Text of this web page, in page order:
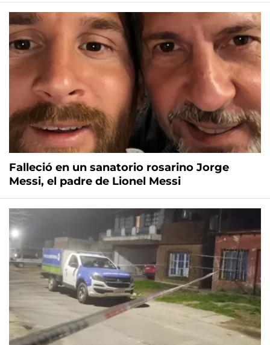
Falleció en un sanatorio rosarino Jorge
Messi, el padre de Lionel Messi